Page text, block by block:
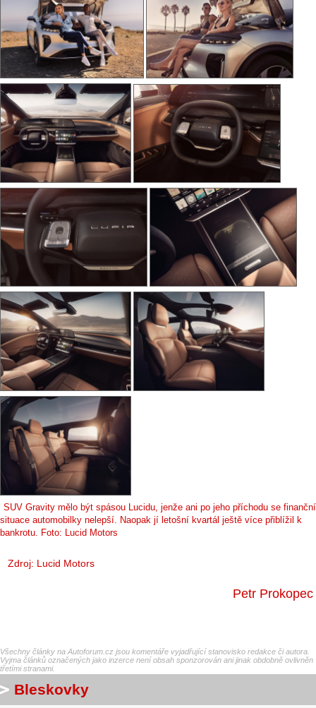
SUV Gravity mělo být spásou Lucidu, jenže ani po jeho příchodu se finanční
situace automobilky nelepší. Naopak jí letošní kvartál ještě více přiblížil k
bankrotu. Foto: Lucid Motors
Zdroj: Lucid Motors
Petr Prokopec
Všechny články na Autoforum.cz jsou komentáře vyjadřující stanovisko redakce či autora.
Vyjma článků označených jako inzerce není obsah sponzorován ani jinak obdobně ovlivněn
třetími stranami.
Bleskovky